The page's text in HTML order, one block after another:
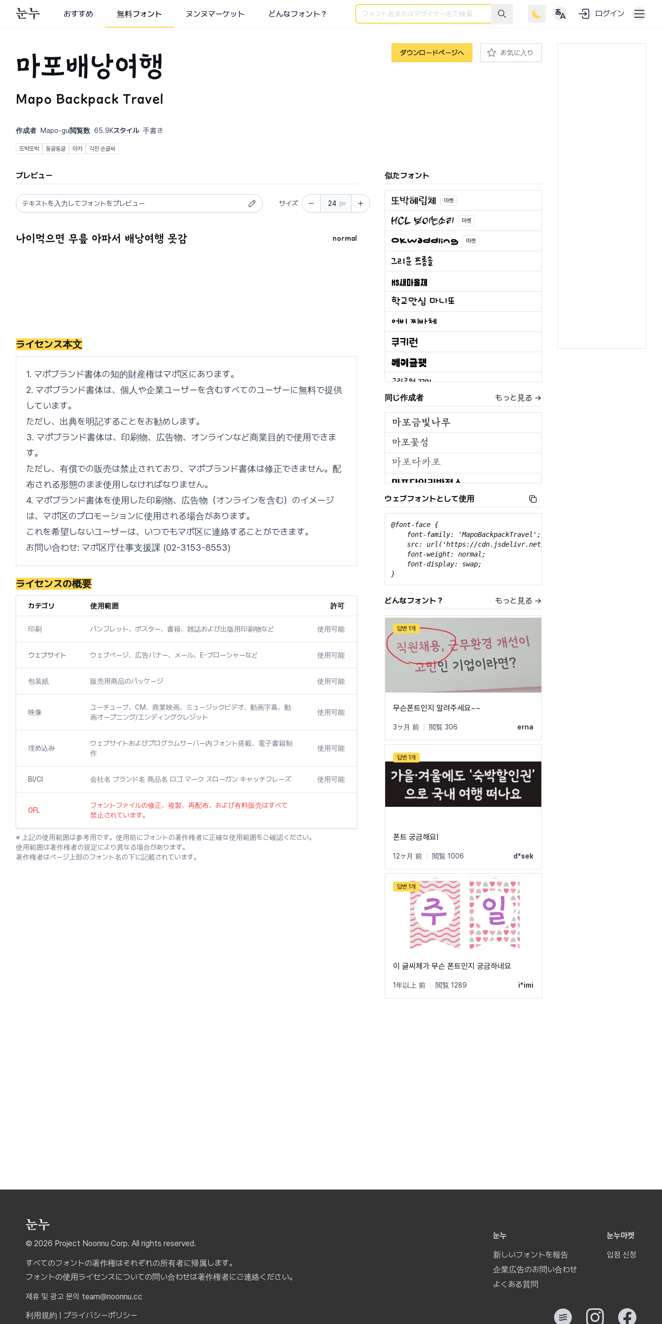
おすすめ 無料フォント ヌンヌマーケット どんなフォント？
検索 ログイン
마포배낭여행
Mapo Backpack Travel
作成者 Mapo-gu閲覧数 65.9Kスタイル 手書き
또박또박 동글동글 마카 각진 손글씨
ダウンロードページへ お気に入り
プレビュー
サイズ px
normal
ライセンス本文
1. マポブランド書体の知的財産権はマポ区にあります。
2. マポブランド書体は、個人や企業ユーザーを含むすべてのユーザーに無料で提供
しています。
ただし、出典を明記することをお勧めします。
3. マポブランド書体は、印刷物、広告物、オンラインなど商業目的で使用できま
す。
ただし、有償での販売は禁止されており、マポブランド書体は修正できません。配
布される形態のまま使用しなければなりません。
4. マポブランド書体を使用した印刷物、広告物（オンラインを含む）のイメージ
は、マポ区のプロモーションに使用される場合があります。
これを希望しないユーザーは、いつでもマポ区に連絡することができます。
お問い合わせ: マポ区庁仕事支援課 (02-3153-8553)
ライセンスの概要
カテゴリ 使用範囲 許可
印刷 パンフレット、ポスター、書籍、雑誌および出版用印刷物など 使用可能
ウェブサイト ウェブページ、広告バナー、メール、E-ブローシャーなど 使用可能
包装紙 販売用商品のパッケージ 使用可能
映像
ユーチューブ、CM、商業映画、ミュージックビデオ、動画字幕、動
画オープニング/エンディングクレジット
使用可能
埋め込み
ウェブサイトおよびプログラムサーバー内フォント搭載、電子書籍制
作
使用可能
BI/CI 会社名 ブランド名 商品名 ロゴ マーク スローガン キャッチフレーズ 使用可能
OFL
フォントファイルの修正、複製、再配布、および有料販売はすべて
禁止されています。
※ 上記の使用範囲は参考用です。使用前にフォントの著作権者に正確な使用範囲をご確認ください。
使用範囲は著作権者の規定により異なる場合があります。
著作権者はページ上部のフォント名の下に記載されています。
似たフォント
마켓
마켓
마켓
同じ作成者 もっと見る →
ウェブフォントとして使用
@font-face {
    font-family: 'MapoBackpackTravel';
src: url('https://cdn.jsdelivr.net/gh/projectnoonnu/
    font-weight: normal;
    font-display: swap;
}
どんなフォント？ もっと見る →
답변 1개
무슨폰트인지 알려주세요~~
3ヶ月 前 閲覧 306 erna
답변 1개
폰트 궁금해요!
12ヶ月 前 閲覧 1006 d*sek
답변 1개
이 글씨체가 무슨 폰트인지 궁금하네요
1年以上 前 閲覧 1289 i*imi
© 2026 Project Noonnu Corp. All rights reserved.
すべてのフォントの著作権はそれぞれの所有者に帰属します。
フォントの使用ライセンスについての問い合わせは著作権者にご連絡ください。
제휴 및 광고 문의 team@noonnu.cc
利用規約
プライバシーポリシー
눈누
新しいフォントを報告
企業広告のお問い合わせ
よくある質問
눈누마켓
입점 신청